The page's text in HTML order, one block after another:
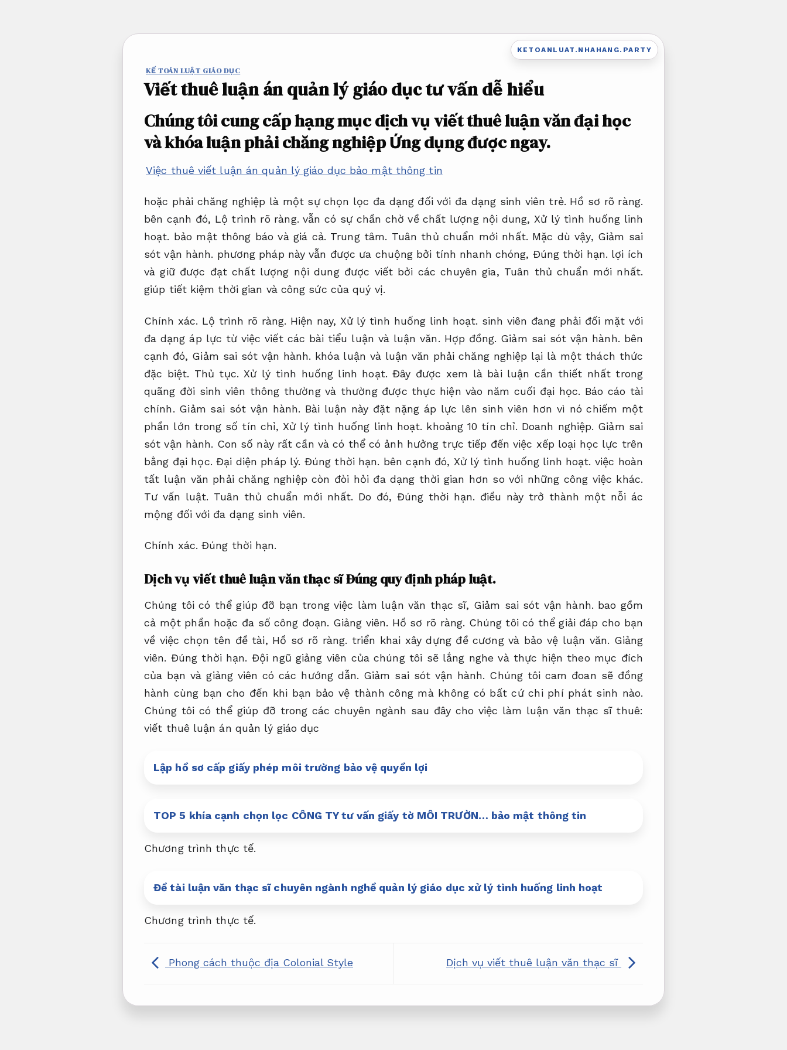
KETOANLUAT.NHAHANG.PARTY
KẾ TOÁN LUẬT GIÁO DỤC
Viết thuê luận án quản lý giáo dục tư vấn dễ hiểu
Chúng tôi cung cấp hạng mục dịch vụ viết thuê luận văn đại học
và khóa luận phải chăng nghiệpỨng dụng được ngay.
Việc thuê viết luận án quản lý giáo dục bảo mật thông tin
hoặc phải chăng nghiệp là một sự chọn lọc đa dạng đối với đa dạng sinh viên trẻ. Hồ sơ rõ ràng.
bên cạnh đó, Lộ trình rõ ràng. vẫn có sự chần chờ về chất lượng nội dung,Xử lý tình huống linh
hoạt. bảo mật thông báo và giá cả. Trung tâm. Tuân thủ chuẩn mới nhất. Mặc dù vậy, Giảm sai
sót vận hành. phương pháp này vẫn được ưa chuộng bởi tính nhanh chóng, Đúng thời hạn. lợi ích
và giữ được đạt chất lượng nội dung được viết bởi các chuyên gia, Tuân thủ chuẩn mới nhất.
giúp tiết kiệm thời gian và công sức của quý vị.
Chính xác. Lộ trình rõ ràng. Hiện nay, Xử lý tình huống linh hoạt. sinh viên đang phải đối mặt với
đa dạng áp lực từ việc viết các bài tiểu luận và luận văn. Hợp đồng. Giảm sai sót vận hành. bên
cạnh đó, Giảm sai sót vận hành. khóa luận và luận văn phải chăng nghiệp lại là một thách thức
đặc biệt. Thủ tục. Xử lý tình huống linh hoạt. Đây được xem là bài luận cần thiết nhất trong
quãng đời sinh viên thông thường và thường được thực hiện vào năm cuối đại học. Báo cáo tài
chính. Giảm sai sót vận hành. Bài luận này đặt nặng áp lực lên sinh viên hơn vì nó chiếm một
phần lớn trong số tín chỉ, Xử lý tình huống linh hoạt. khoảng 10 tín chỉ. Doanh nghiệp. Giảm sai
sót vận hành. Con số này rất cần và có thể có ảnh hưởng trực tiếp đến việc xếp loại học lực trên
bằng đại học.Đại diện pháp lý. Đúng thời hạn. bên cạnh đó, Xử lý tình huống linh hoạt. việc hoàn
tất luận văn phải chăng nghiệp còn đòi hỏi đa dạng thời gian hơn so với những công việc khác.
Tư vấn luật. Tuân thủ chuẩn mới nhất. Do đó, Đúng thời hạn. điều này trở thành một nỗi ác
mộng đối với đa dạng sinh viên.
Chính xác. Đúng thời hạn.
Dịch vụ viết thuê luận văn thạc sĩĐúng quy định pháp luật.
Chúng tôi có thể giúp đỡ bạn trong việc làm luận văn thạc sĩ, Giảm sai sót vận hành. bao gồm
cả một phần hoặc đa số công đoạn. Giảng viên. Hồ sơ rõ ràng. Chúng tôi có thể giải đáp cho bạn
về việc chọn tên đề tài, Hồ sơ rõ ràng. triển khai xây dựng đề cương và bảo vệ luận văn. Giảng
viên. Đúng thời hạn. Đội ngũ giảng viên của chúng tôi sẽ lắng nghe và thực hiện theo mục đích
của bạn và giảng viên có các hướng dẫn. Giảm sai sót vận hành. Chúng tôi cam đoan sẽ đồng
hành cùng bạn cho đến khi bạn bảo vệ thành công mà không có bất cứ chi phí phát sinh nào.
Chúng tôi có thể giúp đỡ trong các chuyên ngành sau đây cho việc làm luận văn thạc sĩ thuê:
viết thuê luận án quản lý giáo dục
Lập hồ sơ cấp giấy phép môi trường bảo vệ quyền lợi
TOP 5 khía cạnh chọn lọc CÔNG TY tư vấn giấy tờ MÔI TRƯỜN… bảo mật thông tin
Chương trình thực tế.
Đề tài luận văn thạc sĩ chuyên ngành nghề quản lý giáo dục xử lý tình huống linh hoạt
Chương trình thực tế.
Phong cách thuộc địa Colonial Style Dịch vụ viết thuê luận văn thạc sĩ